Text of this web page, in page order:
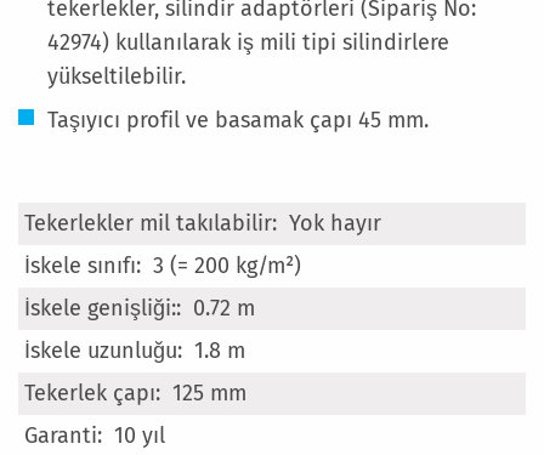
tekerlekler, silindir adaptörleri (Sipariş No:
42974) kullanılarak iş mili tipi silindirlere
yükseltilebilir.
Taşıyıcı profil ve basamak çapı 45 mm.
Daha
Fazla
Yok hayır
3 (= 200 kg/m²)
0.72 m
1.8 m
125 mm
10 yıl